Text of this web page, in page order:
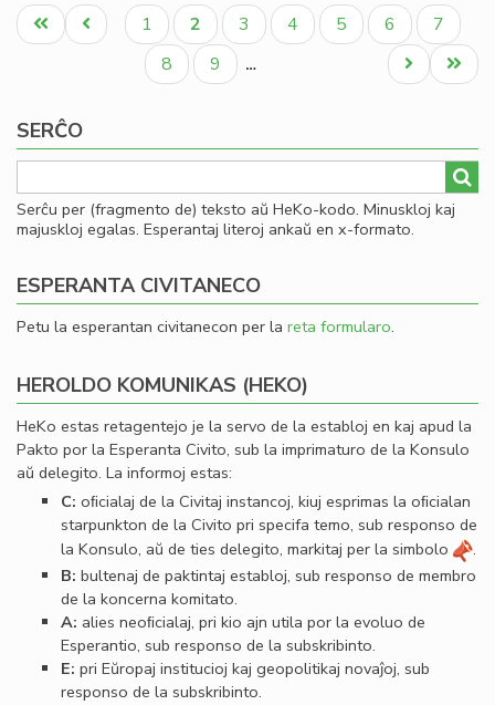
Pagination
Unua
paĝo
Antaŭa
paĝo
Paĝo
1
Aktuala
paĝo
2 Paĝo
3 Paĝo
4 Paĝo
5 Paĝo
6 Paĝo
7
Paĝo
8 Paĝo
9 …
Last
page
Next
page
SERĈO
Serĉu per (fragmento de) teksto aŭ HeKo-kodo. Minuskloj kaj
majuskloj egalas. Esperantaj literoj ankaŭ en x-formato.
ESPERANTA CIVITANECO
Petu la esperantan civitanecon per la reta formularo.
HEROLDO KOMUNIKAS (HEKO)
HeKo estas retagentejo je la servo de la establoj en kaj apud la
Pakto por la Esperanta Civito, sub la imprimaturo de la Konsulo
aŭ delegito. La informoj estas:
C: oﬁcialaj de la Civitaj instancoj, kiuj esprimas la oﬁcialan
starpunkton de la Civito pri specifa temo, sub responso de
la Konsulo, aŭ de ties delegito, markitaj per la simbolo
.
B: bultenaj de paktintaj establoj, sub responso de membro
de la koncerna komitato.
A: alies neoﬁcialaj, pri kio ajn utila por la evoluo de
Esperantio, sub responso de la subskribinto.
E: pri Eŭropaj institucioj kaj geopolitikaj novaĵoj, sub
responso de la subskribinto.